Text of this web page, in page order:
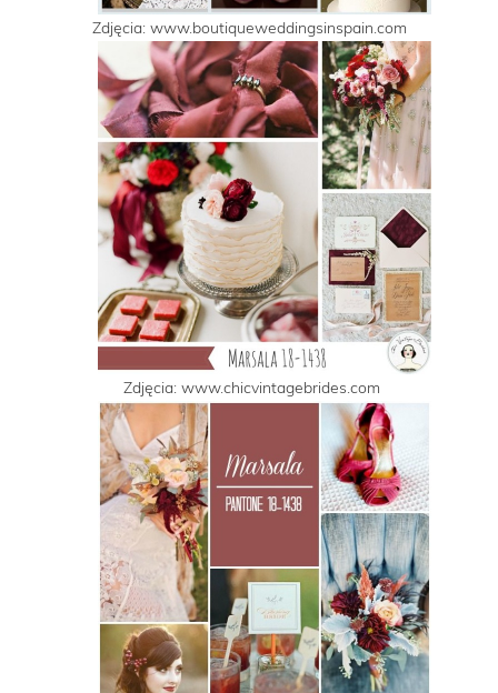
Zdjęcia: www.boutiqueweddingsinspain.com
Zdjęcia: www.chicvintagebrides.com